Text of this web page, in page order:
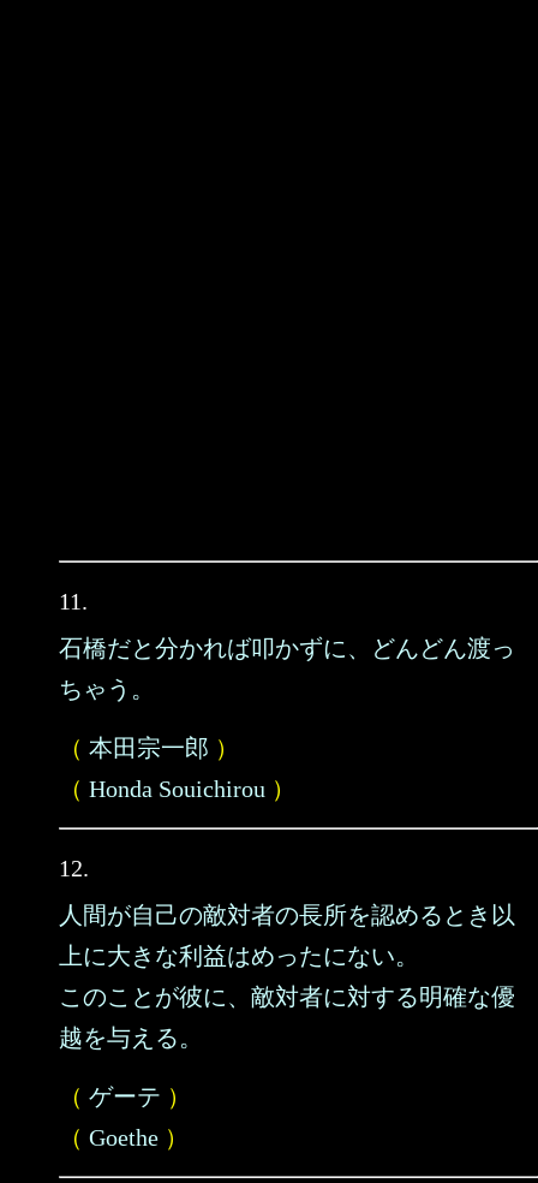
11.
石橋だと分かれば叩かずに、どんどん渡っ
ちゃう。
（ 本田宗一郎 ）
（ Honda Souichirou ）
12.
人間が自己の敵対者の長所を認めるとき以
上に大きな利益はめったにない。
このことが彼に、敵対者に対する明確な優
越を与える。
（ ゲーテ ）
（ Goethe ）